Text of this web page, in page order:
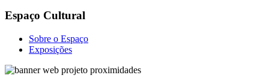
Espaço Cultural
Sobre o Espaço
Exposições